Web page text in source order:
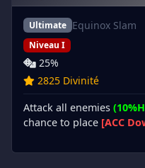
Ultimate Equinox Slam
Niveau I
25%
2825 Divinité
Attack all enemies
chance to place [ACC